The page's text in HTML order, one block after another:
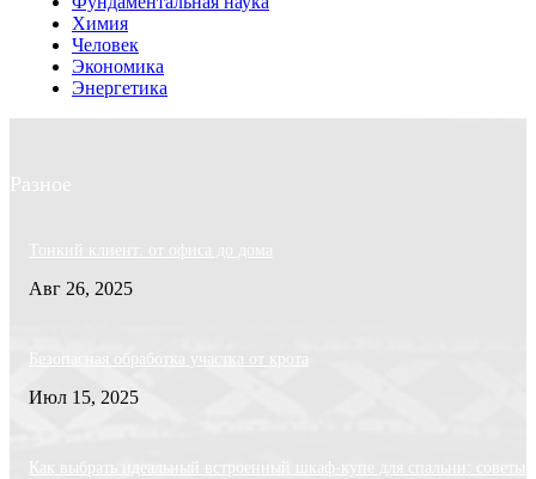
Химия
Человек
Экономика
Энергетика
Разное
Тонкий клиент: от офиса до дома
Авг 26, 2025
Безопасная обработка участка от крота
Июл 15, 2025
Как выбрать идеальный встроенный шкаф-купе для спальни: советы